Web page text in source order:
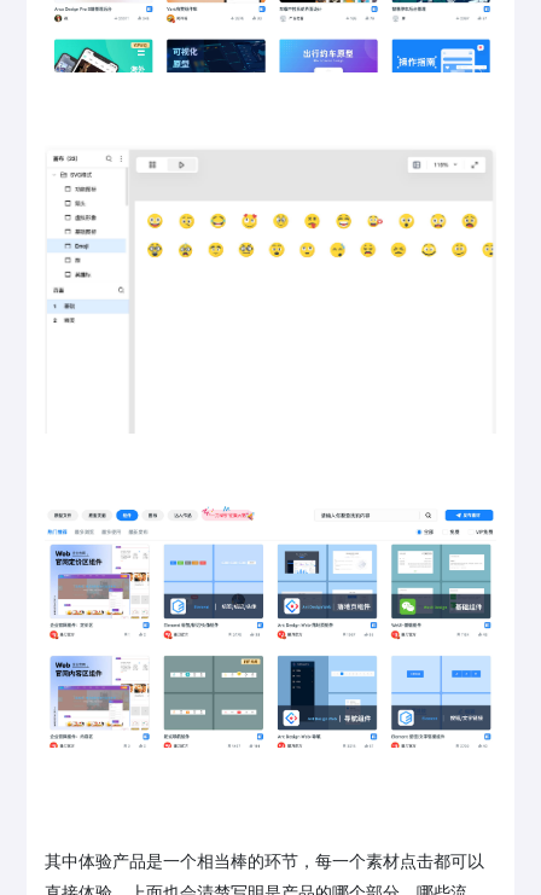
其中体验产品是一个相当棒的环节，每一个素材点击都可以